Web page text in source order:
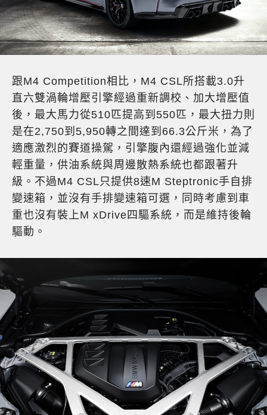
跟M4 Competition相比，M4 CSL所搭載3.0升
直六雙渦輪增壓引擎經過重新調校、加大增壓值
後，最大馬力從510匹提高到550匹，最大扭力則
是在2,750到5,950轉之間達到66.3公斤米，為了
適應激烈的賽道操駕，引擎腹內還經過強化並減
輕重量，供油系統與周邊散熱系統也都跟著升
級。不過M4 CSL只提供8速M Steptronic手自排
變速箱，並沒有手排變速箱可選，同時考慮到車
重也沒有裝上M xDrive四驅系統，而是維持後輪
驅動。